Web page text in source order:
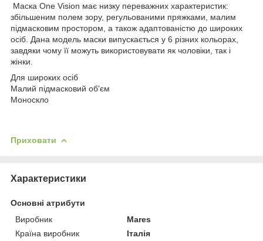
Маска One Vision має низку переважних характеристик:
збільшеним полем зору, регульованими пряжками, малим
підмасковим простором, а також адаптованістю до широких
осіб. Дана модель маски випускається у 6 різних кольорах,
завдяки чому її можуть використовувати як чоловіки, так і
жінки.
Для широких осіб
Малий підмасковий об'єм
Моноскло
Приховати
Характеристики
Основні атрибути
Виробник
Mares
Країна виробник
Італія